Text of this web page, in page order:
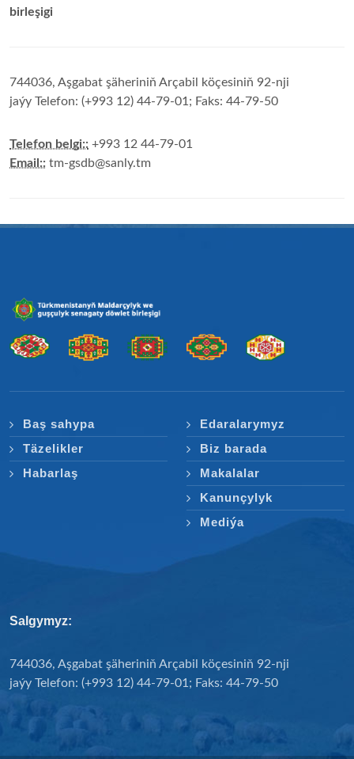
birleşigi
744036, Aşgabat şäheriniň Arçabil köçesiniň 92-nji
jaýy Telefon: (+993 12) 44-79-01; Faks: 44-79-50
Telefon belgi:: +993 12 44-79-01
Email:: tm-gsdb@sanly.tm
Baş sahypa
Täzelikler
Habarlaş
Edaralarymyz
Biz barada
Makalalar
Kanunçylyk
Mediýa
Salgymyz:
744036, Aşgabat şäheriniň Arçabil köçesiniň 92-nji
jaýy Telefon: (+993 12) 44-79-01; Faks: 44-79-50